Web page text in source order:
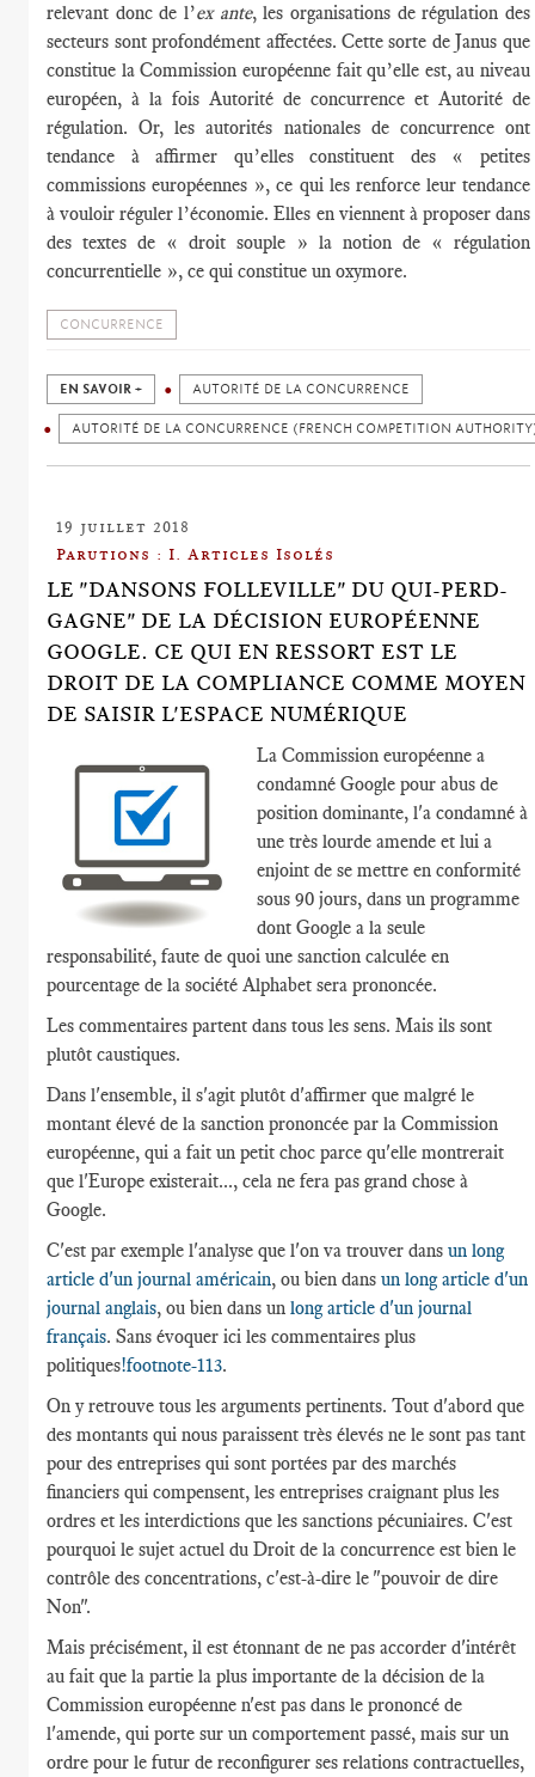
relevant donc de l’ex ante, les organisations de régulation des
secteurs sont profondément affectées. Cette sorte de Janus que
constitue la Commission européenne fait qu’elle est, au niveau
européen, à la fois Autorité de concurrence et Autorité de
régulation. Or, les autorités nationales de concurrence ont
tendance à affirmer qu’elles constituent des « petites
commissions européennes », ce qui les renforce leur tendance
à vouloir réguler l’économie. Elles en viennent à proposer dans
des textes de « droit souple » la notion de « régulation
concurrentielle », ce qui constitue un oxymore.
CONCURRENCE
EN SAVOIR + AUTORITÉ DE LA CONCURRENCE
AUTORITÉ DE LA CONCURRENCE (FRENCH COMPETITION
19 juillet 2018
Parutions : I. Articles Isolés
LE "DANSONS FOLLEVILLE" DU QUI-PERD-
GAGNE" DE LA DÉCISION EUROPÉENNE
GOOGLE. CE QUI EN RESSORT EST LE
DROIT DE LA COMPLIANCE COMME MOYEN
DE SAISIR L'ESPACE NUMÉRIQUE
La Commission européenne a
condamné Google pour abus de
position dominante, l'a condamné à
une très lourde amende et lui a
enjoint de se mettre en conformité
sous 90 jours, dans un programme
dont Google a la seule
responsabilité, faute de quoi une sanction calculée en
pourcentage de la société Alphabet sera prononcée.
Les commentaires partent dans tous les sens. Mais ils sont
plutôt caustiques.
Dans l'ensemble, il s'agit plutôt d'affirmer que malgré le
montant élevé de la sanction prononcée par la Commission
européenne, qui a fait un petit choc parce qu'elle montrerait
que l'Europe existerait..., cela ne fera pas grand chose à
Google.
C'est par exemple l'analyse que l'on va trouver dansun long
article d'un journal américain, ou bien dansun long article d'un
journal anglais, ou bien dans un long article d'un journal
français. Sans évoquer ici les commentaires plus
politiques!footnote-113.
On y retrouve tous les arguments pertinents. Tout d'abord que
des montants qui nous paraissent très élevés ne le sont pas tant
pour des entreprises qui sont portées par des marchés
financiers qui compensent, les entreprises craignant plus les
ordres et les interdictions que les sanctions pécuniaires. C'est
pourquoi le sujet actuel du Droit de la concurrence est bien le
contrôle des concentrations, c'est-à-dire le "pouvoir de dire
Non".
Mais précisément, il est étonnant de ne pas accorder d'intérêt
au fait que la partie la plus importante de la décision de la
Commission européenne n'est pas dans le prononcé de
l'amende, qui porte sur un comportement passé, mais sur un
ordre pour le futur de reconfigurer ses relations contractuelles,